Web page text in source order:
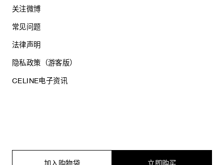
关注微博
常见问题
法律声明
隐私政策（游客版）
CELINE电子资讯
思琳商贸（上海）有限公司
沪公网安备 31010602005569